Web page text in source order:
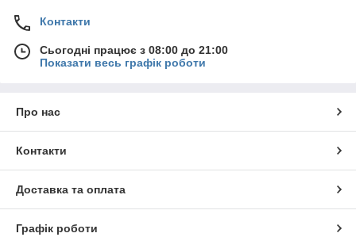
Контакти
Сьогодні працює з 08:00 до 21:00
Показати весь графік роботи
Про нас
Контакти
Доставка та оплата
Графік роботи